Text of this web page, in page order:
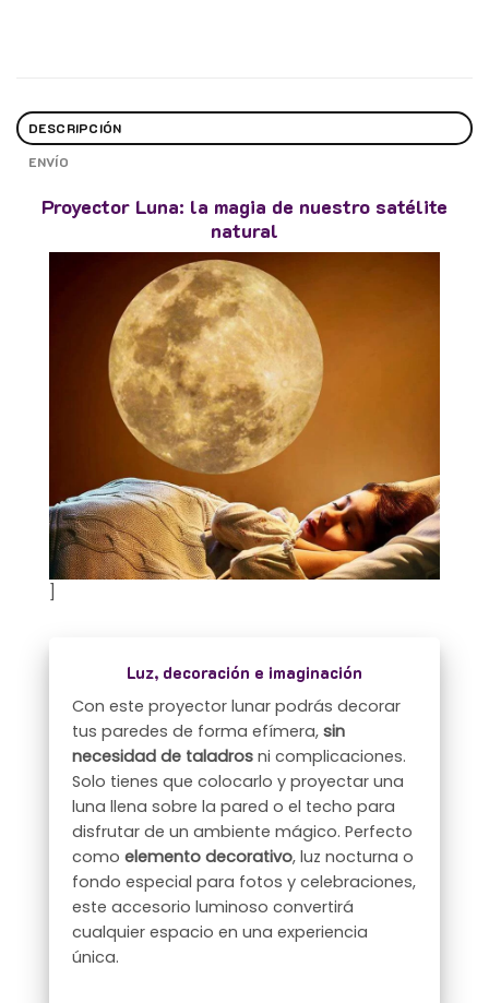
DESCRIPCIÓN
ENVÍO
Proyector Luna: la magia de nuestro satélite
natural
Luz, decoración e imaginación
Con este proyector lunar podrás decorar
tus paredes de forma efímera,sin
necesidad de taladros ni complicaciones.
Solo tienes que colocarlo y proyectar una
luna llena sobre la pared o el techo para
disfrutar de un ambiente mágico. Perfecto
comoelemento decorativo, luz nocturna o
fondo especial para fotos y celebraciones,
este accesorio luminoso convertirá
cualquier espacio en una experiencia
única.